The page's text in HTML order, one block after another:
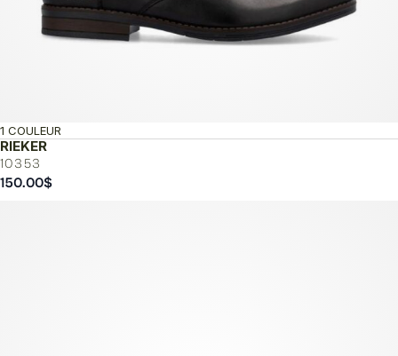
RIEKER
10353
1 COULEUR
150.00$